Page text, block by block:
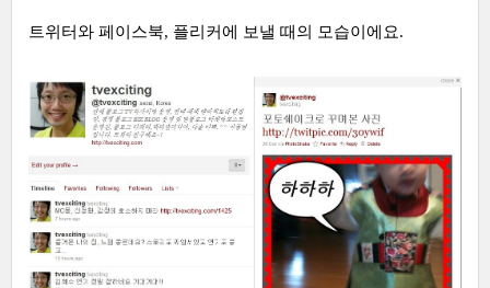
트위터와 페이스북, 플리커에 보낼 때의 모습이에요.